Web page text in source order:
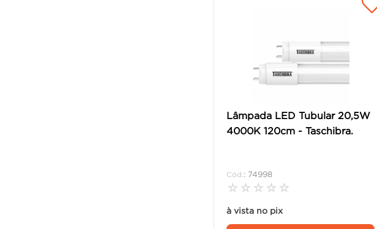
Lâmpada LED Tubular 20,5W
4000K 120cm - Taschibra.
: 74998
☆ ☆ ☆ ☆ ☆
à vista no pix